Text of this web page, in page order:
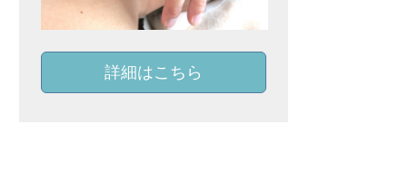
詳細はこちら